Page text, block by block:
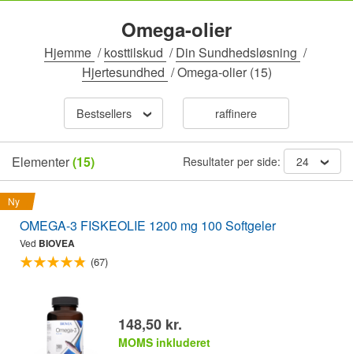
Omega-olier
Hjemme /kosttilskud /Din Sundhedsløsning /
Hjertesundhed /Omega-olier(15)
Bestsellers raffinere
Elementer(15) Resultater per side: 24
Ny
OMEGA-3 FISKEOLIE 1200 mg 100 Softgeler
Ved BIOVEA
(67)
148,50 kr.
MOMS inkluderet